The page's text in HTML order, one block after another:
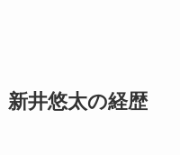
新井悠太の経歴